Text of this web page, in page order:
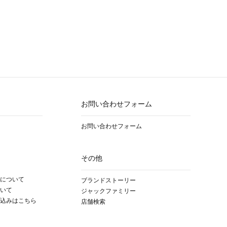
ついて
て
みはこちら
お問い合わせフォーム
お問い合わせフォーム
その他
ブランドストーリー
ジャックファミリー
店舗検索